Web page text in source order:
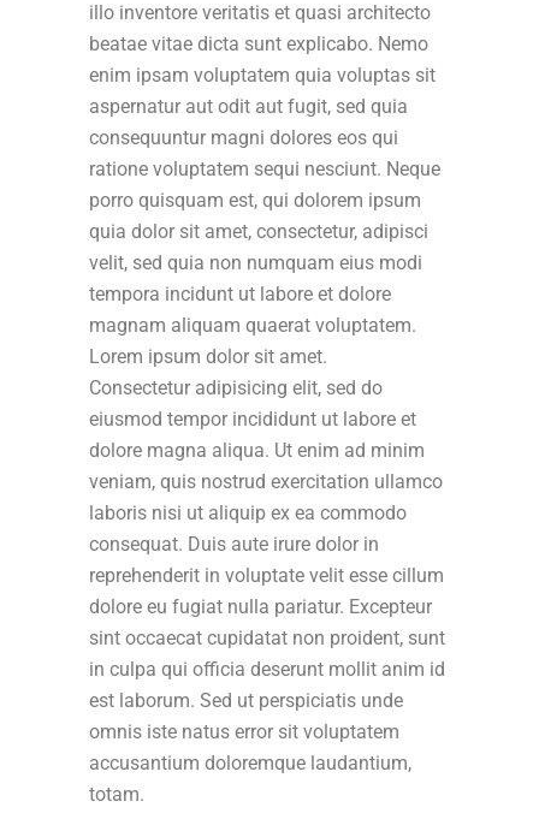
illo inventore veritatis et quasi architecto
beatae vitae dicta sunt explicabo. Nemo
enim ipsam voluptatem quia voluptas sit
aspernatur aut odit aut fugit, sed quia
consequuntur magni dolores eos qui
ratione voluptatem sequi nesciunt. Neque
porro quisquam est, qui dolorem ipsum
quia dolor sit amet, consectetur, adipisci
velit, sed quia non numquam eius modi
tempora incidunt ut labore et dolore
magnam aliquam quaerat voluptatem.
Lorem ipsum dolor sit amet.
Consectetur adipisicing elit, sed do
eiusmod tempor incididunt ut labore et
dolore magna aliqua. Ut enim ad minim
veniam, quis nostrud exercitation ullamco
laboris nisi ut aliquip ex ea commodo
consequat. Duis aute irure dolor in
reprehenderit in voluptate velit esse cillum
dolore eu fugiat nulla pariatur. Excepteur
sint occaecat cupidatat non proident, sunt
in culpa qui officia deserunt mollit anim id
est laborum. Sed ut perspiciatis unde
omnis iste natus error sit voluptatem
accusantium doloremque laudantium,
totam.